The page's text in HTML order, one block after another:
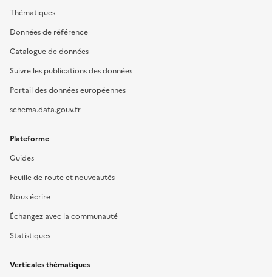
Thématiques
Données de référence
Catalogue de données
Suivre les publications des données
Portail des données européennes
schema.data.gouv.fr
Plateforme
Guides
Feuille de route et nouveautés
Nous écrire
Échangez avec la communauté
Statistiques
Verticales thématiques